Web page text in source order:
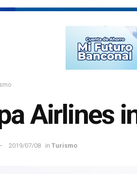
Airlines
2019/07/08 in Turismo